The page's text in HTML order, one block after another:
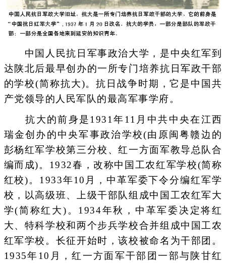
中国人民抗日军事政治大学，是中央红军到
达陕北后最早创办的一所专门培养抗日军政干部
的学校(简称抗大)。抗日战争时期，它是中国共
产党领导的人民军队的最高军事学府。
抗大的前身是1931年11月中共中央在江西
瑞金创办的中央军事政治学校(由原闽粤赣边的
彭杨红军学校第三分校、红一方面军教导总队合
编而成)。1932春，改称中国工农红军学校(简称
红校)。1933年10月，中革军委下令分编红军学
校，以高级班、上级干部队组成中国工农红军大
学(简称红大)。1934年秋，中革军委决定将红
大、特科学校和两个步兵学校合并组成中国工农
红军学校。长征开始时，该校被命名为干部团。
1935年10月，红一方面军干部团一部与陕甘红